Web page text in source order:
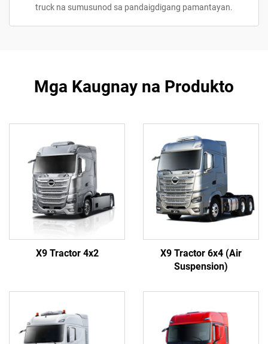
truck na sumusunod sa pandaigdigang pamantayan.
Mga Kaugnay na Produkto
X9 Tractor 4x2
X9 Tractor 6x4 (Air
Suspension)